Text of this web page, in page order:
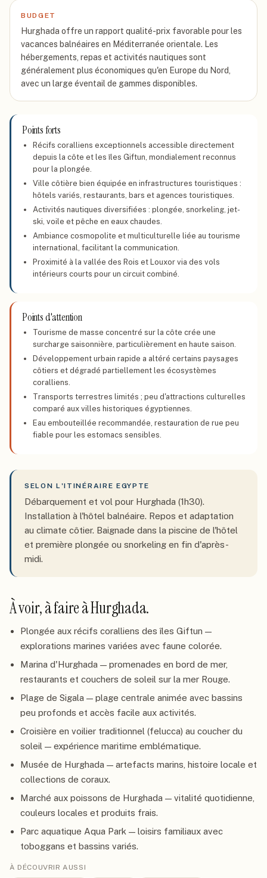
BUDGET
Hurghada offre un rapport qualité-prix favorable pour les
vacances balnéaires en Méditerranée orientale. Les
hébergements, repas et activités nautiques sont
généralement plus économiques qu'en Europe du Nord,
avec un large éventail de gammes disponibles.
Points forts
Récifs coralliens exceptionnels accessible directement
depuis la côte et les îles Giftun, mondialement reconnus
pour la plongée.
Ville côtière bien équipée en infrastructures touristiques :
hôtels variés, restaurants, bars et agences touristiques.
Activités nautiques diversifiées : plongée, snorkeling, jet-
ski, voile et pêche en eaux chaudes.
Ambiance cosmopolite et multiculturelle liée au tourisme
international, facilitant la communication.
Proximité à la vallée des Rois et Louxor via des vols
intérieurs courts pour un circuit combiné.
Points d'attention
Tourisme de masse concentré sur la côte crée une
surcharge saisonnière, particulièrement en haute saison.
Développement urbain rapide a altéré certains paysages
côtiers et dégradé partiellement les écosystèmes
coralliens.
Transports terrestres limités ; peu d'attractions culturelles
comparé aux villes historiques égyptiennes.
Eau embouteillée recommandée, restauration de rue peu
fiable pour les estomacs sensibles.
SELON L'ITINÉRAIRE EGYPTE
Débarquement et vol pour Hurghada (1h30).
Installation à l'hôtel balnéaire. Repos et adaptation
au climate côtier. Baignade dans la piscine de l'hôtel
et première plongée ou snorkeling en fin d'après-
midi.
À voir, à faire àHurghada.
Plongée aux récifs coralliens des îles Giftun —
explorations marines variées avec faune colorée.
Marina d'Hurghada — promenades en bord de mer,
restaurants et couchers de soleil sur la mer Rouge.
Plage de Sigala — plage centrale animée avec bassins
peu profonds et accès facile aux activités.
Croisière en voilier traditionnel (felucca) au coucher du
soleil — expérience maritime emblématique.
Musée de Hurghada — artefacts marins, histoire locale et
collections de coraux.
Marché aux poissons de Hurghada — vitalité quotidienne,
couleurs locales et produits frais.
Parc aquatique Aqua Park — loisirs familiaux avec
toboggans et bassins variés.
À DÉCOUVRIR AUSSI